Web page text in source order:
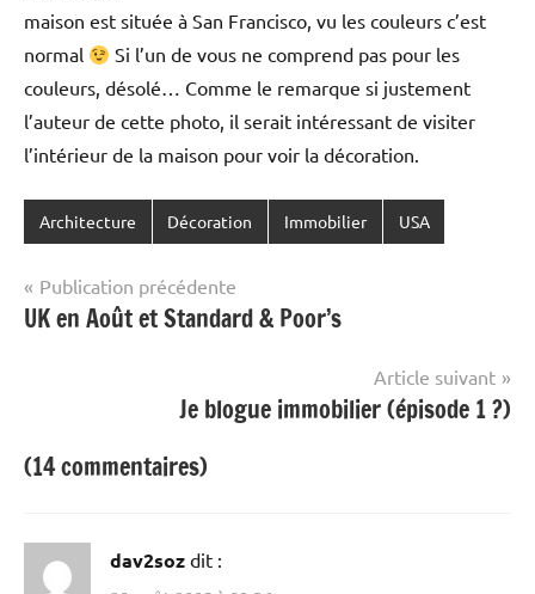
maison est située à San Francisco, vu les couleurs c’est
normal
Si l’un de vous ne comprend pas pour les
couleurs, désolé… Comme le remarque si justement
l’auteur de cette photo, il serait intéressant de visiter
l’intérieur de la maison pour voir la décoration.
Architecture Décoration Immobilier USA
Navigation
de
Publication précédente
UK en Août et Standard & Poor’s
Article suivant
Je blogue immobilier (épisode 1 ?)
(14 commentaires)
dav2soz dit :